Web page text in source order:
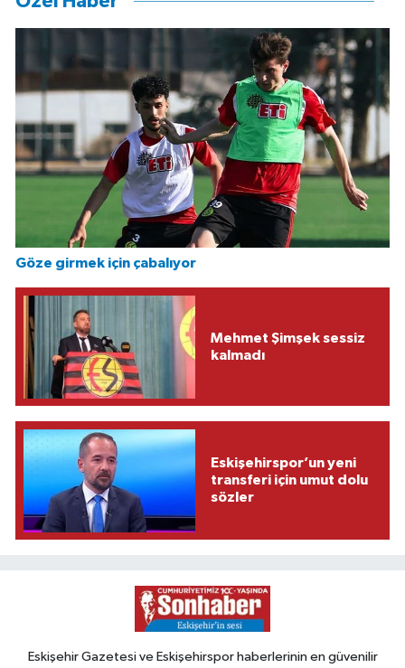
Göze girmek için çabalıyor
Mehmet Şimşek sessiz
kalmadı
Eskişehirspor’un yeni
transferi için umut dolu
sözler
Eskişehir Gazetesi ve Eskişehirspor haberlerinin en güvenilir